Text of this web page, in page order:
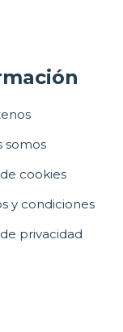
somos
cookies
y condiciones
privacidad